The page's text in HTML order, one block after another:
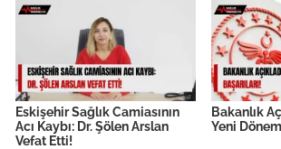
Eskişehir Sağlık Camiasının
Acı Kaybı: Dr. Şölen Arslan
Vefat Etti!
Bakanlık
Yeni